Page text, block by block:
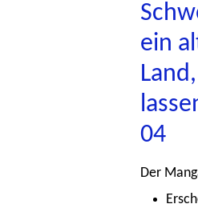
ein
04
Der